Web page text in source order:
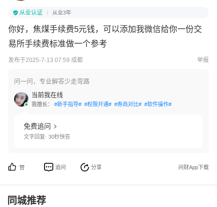
从业认证 从业3年
你好，焦煤手续费5元钱，可以添加我微信给你一份交
易所手续费标准做一个参考
发布于2025-7-13 07:59 成都 举报
问一问，专业解答少走弯路
当前我在线
我擅长： #新手指导# #权限开通# #券商对比# #软件操作#
免费追问
文字回复· 30秒快答
赞 追问 分享 问财App下载
同城推荐